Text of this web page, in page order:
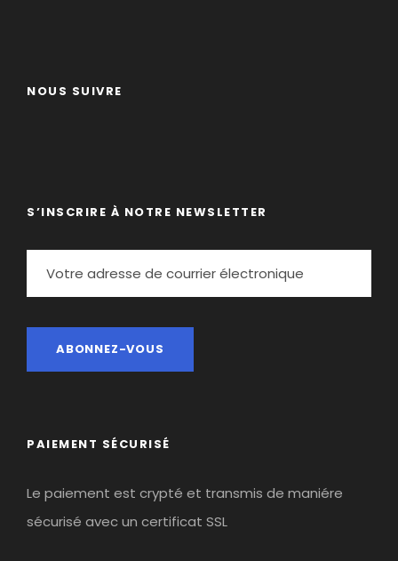
NOUS SUIVRE
S’INSCRIRE À NOTRE NEWSLETTER
PAIEMENT SÉCURISÉ
Le paiement est crypté et transmis de maniére
sécurisé avec un certificat SSL